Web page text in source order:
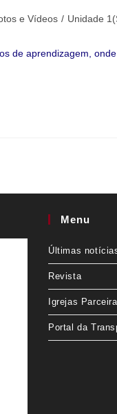
e Vídeos / Unidade
de aprendizagem,
Menu
Últimas
Revista
Igrejas
Portal da